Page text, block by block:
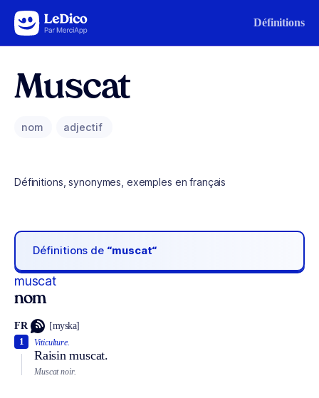
Aller au contenu Définitions
Muscat
nom adjectif
Définitions, synonymes, exemples en français
Définitions de “muscat“
muscat
nom
FR [myska]
Viticulture.
Raisin muscat.
1
Muscat noir.